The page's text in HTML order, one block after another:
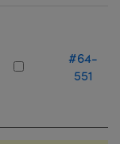
#64-
551